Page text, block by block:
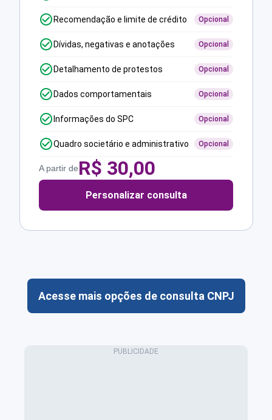
Recomendação e limite de crédito Opcional
Dívidas, negativas e anotações Opcional
Detalhamento de protestos Opcional
Dados comportamentais Opcional
Informações do SPC Opcional
Quadro societário e administrativo Opcional
A partir deR$ 30,00
Personalizar consulta
Acesse mais opções de consulta CNPJ